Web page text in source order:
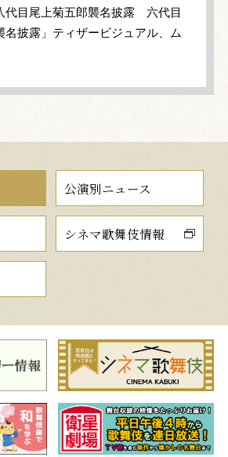
代目尾上菊五郎襲名披露 六代目
名披露」ティザービジュアル、ム
公演別ニュース
シネマ歌舞伎情報